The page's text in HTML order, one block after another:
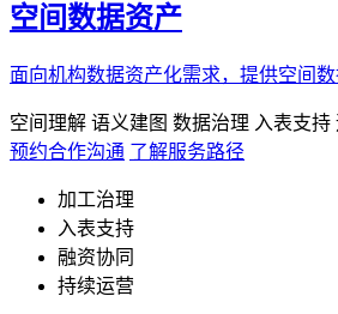
空间数据资产
面向机构数据资产化需求，提供空间
空间理解 语义建图 数据治理 入表支持
预约合作沟通 了解服务路径
加工治理
入表支持
融资协同
持续运营